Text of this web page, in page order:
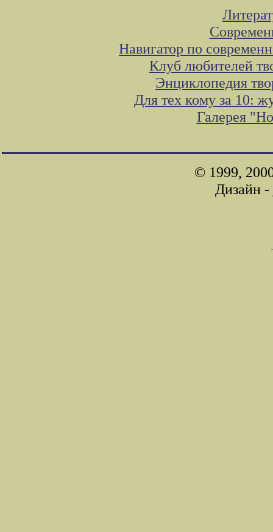
Навигатор по
Клуб любителей
Энциклопедия
Для тех кому за 10:
Галерея
© 1999,
Дизайн -